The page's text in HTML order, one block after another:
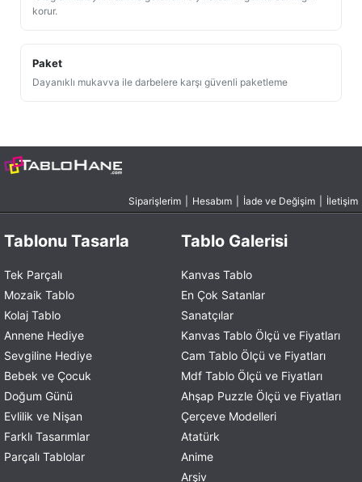
korur.
Paket
Dayanıklı mukavva ile darbelere karşı güvenli paketleme
Siparişlerim Hesabım İade ve Değişim İletişim
Tablonu Tasarla
Tek Parçalı
Mozaik Tablo
Kolaj Tablo
Annene Hediye
Sevgiline Hediye
Bebek ve Çocuk
Doğum Günü
Evlilik ve Nişan
Farklı Tasarımlar
Parçalı Tablolar
Tablo Galerisi
Kanvas Tablo
En Çok Satanlar
Sanatçılar
Kanvas Tablo Ölçü ve Fiyatları
Cam Tablo Ölçü ve Fiyatları
Mdf Tablo Ölçü ve Fiyatları
Ahşap Puzzle Ölçü ve Fiyatları
Çerçeve Modelleri
Atatürk
Anime
Arşiv